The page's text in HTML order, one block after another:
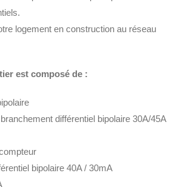
logement en construction au réseau
est composé de :
différentiel bipolaire 30A/45A
bipolaire 40A / 30mA